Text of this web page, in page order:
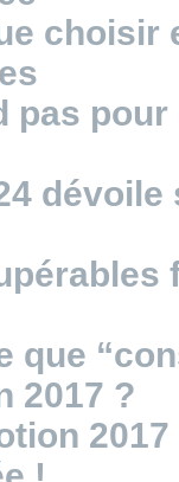
pas
que
2017 ?